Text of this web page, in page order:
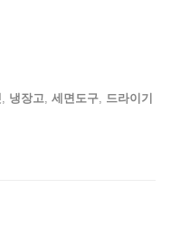
, 냉장고, 세면도구, 드라이기